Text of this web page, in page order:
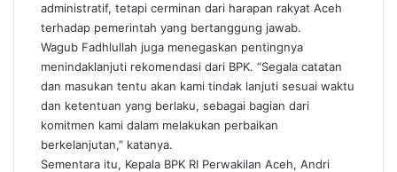
administratif, tetapi cerminan dari harapan rakyat Aceh
terhadap pemerintah yang bertanggung jawab.
Wagub Fadhlullah juga menegaskan pentingnya
menindaklanjuti rekomendasi dari BPK. “Segala catatan
dan masukan tentu akan kami tindak lanjuti sesuai waktu
dan ketentuan yang berlaku, sebagai bagian dari
komitmen kami dalam melakukan perbaikan
berkelanjutan,” katanya.
Sementara itu, Kepala BPK RI Perwakilan Aceh, Andri